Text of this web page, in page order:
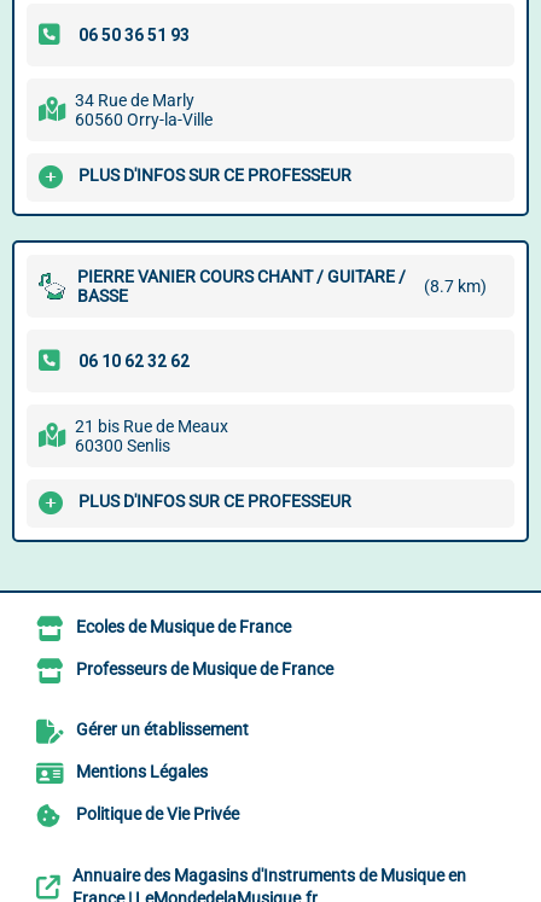
34 Rue de Marly
60560 Orry-la-Ville
PLUS D'INFOS SUR CE PROFESSEUR
PIERRE VANIER COURS CHANT / GUITARE /
BASSE
(8.7 km)
21 bis Rue de Meaux
60300 Senlis
PLUS D'INFOS SUR CE PROFESSEUR
Ecoles de Musique de France
Professeurs de Musique de France
Gérer un établissement
Mentions Légales
Politique de Vie Privée
Annuaire des Magasins d'Instruments de Musique en